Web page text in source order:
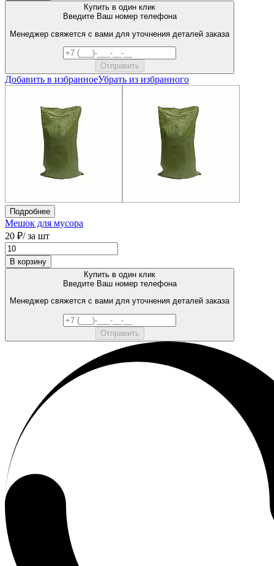
Купить в один клик
Введите Ваш номер телефона
Менеджер свяжется с вами для уточнения деталей заказа
Добавить в избранноеУбрать из избранного
Подробнее
Мешок для мусора
20 ₽/ за шт
В корзину
Купить в один клик
Введите Ваш номер телефона
Менеджер свяжется с вами для уточнения деталей заказа